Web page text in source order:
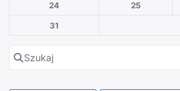
24 25
31
Szukaj